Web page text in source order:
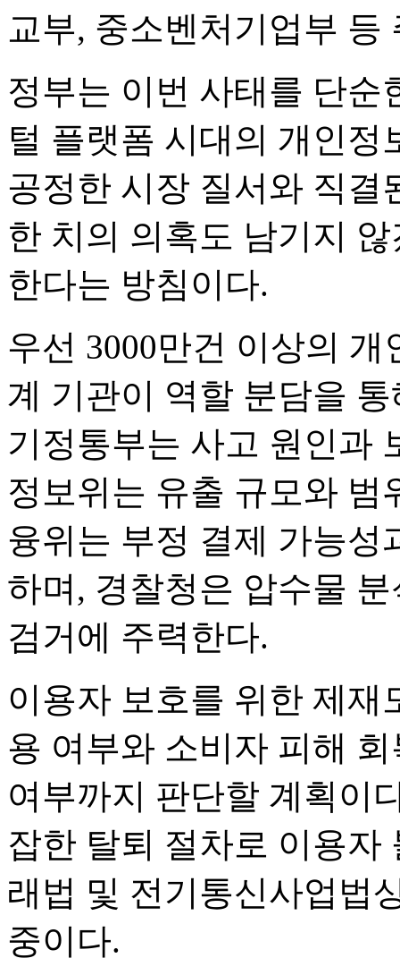
교부, 중소벤처기업부
정부는 이번 사태를 단순
털 플랫폼 시대의 개인정
공정한 시장 질서와 직결
한 치의 의혹도 남기지
한다는 방침이다.
우선 3000만건 이상의
계 기관이 역할 분담을
기정통부는 사고 원인과
정보위는 유출 규모와 범
융위는 부정 결제 가능성
하며, 경찰청은 압수물
검거에 주력한다.
이용자 보호를 위한 제재
용 여부와 소비자 피해
여부까지 판단할 계획이
잡한 탈퇴 절차로 이용자
래법 및 전기통신사업법
중이다.